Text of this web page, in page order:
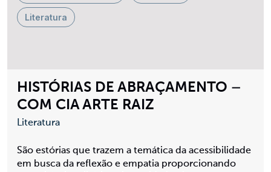
HISTÓRIAS DE ABRAÇAMENTO –
COM CIA ARTE RAIZ
Literatura
São estórias que trazem a temática da acessibilidade
em busca da reflexão e empatia proporcionando
Literatura